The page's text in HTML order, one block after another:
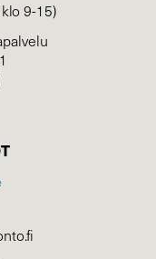
9-15)